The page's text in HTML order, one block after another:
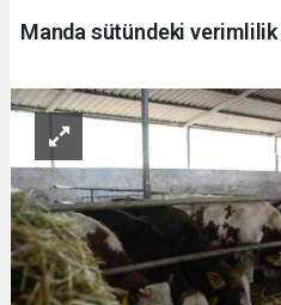
Manda sütündeki